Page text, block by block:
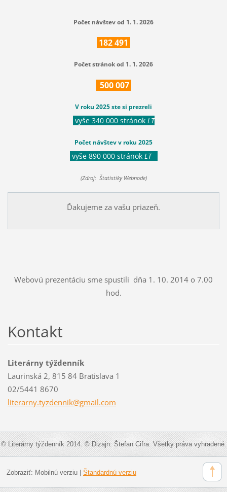
Počet návštev od 1. 1. 2026
182491
Počet stránok od 1. 1. 2026
500007
V roku 2025 ste si prezreli
vyše 340 000 stránok LT
Počet návštev v roku 2025
vyše 890 000 stránok LT
(Zdroj: Štatistiky Webnode)
Ďakujeme za vašu priazeň.
Webovú prezentáciu sme spustili dňa 1. 10. 2014 o 7.00
hod.
Kontakt
Literárny týždenník
Laurinská 2, 815 84 Bratislava 1
02/5441 8670
literarny.tyzdennik@gmail.com
© Literárny týždenník 2014. © Dizajn: Štefan Cifra. Všetky práva vyhradené.
Zobraziť: Mobilnú verziu| Štandardnú verziu